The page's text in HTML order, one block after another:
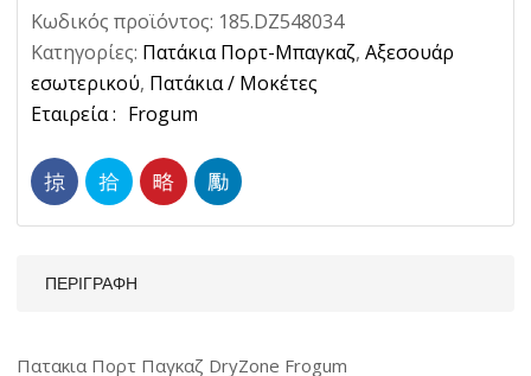
2012-
2019
SUV
1τμχ
Zone
Frogum
Κωδικός προϊόντος: 185.DZ548034
Κατηγορίες: Πατάκια Πορτ-Μπαγκαζ, Αξεσουάρ
εσωτερικού, Πατάκια / Μοκέτες
Ετικέτα:
Frogum
ΠΕΡΙΓΡΑΦΉ
Πατακια Πορτ Παγκαζ DryZone Frogum